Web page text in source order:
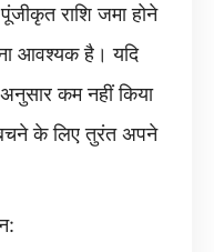
राशि जमा होने
आवश्यक है। यदि
कम नहीं किया
बचने के लिए तुरंत अपने